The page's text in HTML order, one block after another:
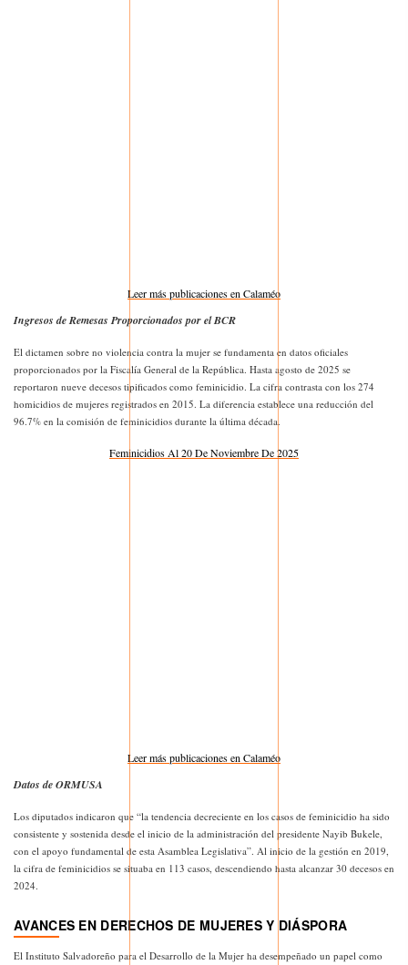
Leer más publicaciones en Calaméo
Ingresos de Remesas Proporcionados por el BCR
El dictamen sobre no violencia contra la mujer se fundamenta en datos oficiales
proporcionados por la Fiscalía General de la República. Hasta agosto de 2025 se
reportaron nueve decesos tipificados como feminicidio. La cifra contrasta con los 274
homicidios de mujeres registrados en 2015. La diferencia establece una reducción del
96.7% en la comisión de feminicidios durante la última década.
Feminicidios Al 20 De Noviembre De 2025
Leer más publicaciones en Calaméo
Datos de ORMUSA
Los diputados indicaron que “la tendencia decreciente en los casos de feminicidio ha sido
consistente y sostenida desde el inicio de la administración del presidente Nayib Bukele,
con el apoyo fundamental de esta Asamblea Legislativa”. Al inicio de la gestión en 2019,
la cifra de feminicidios se situaba en 113 casos, descendiendo hasta alcanzar 30 decesos en
2024.
AVANCES EN DERECHOS DE MUJERES Y DIÁSPORA
El Instituto Salvadoreño para el Desarrollo de la Mujer ha desempeñado un papel como